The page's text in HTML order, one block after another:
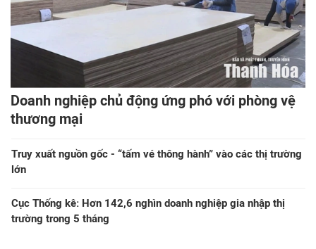
Doanh nghiệp chủ động ứng phó với phòng vệ
thương mại
Truy xuất nguồn gốc - “tấm vé thông hành” vào các thị trường
lớn
Cục Thống kê: Hơn 142,6 nghìn doanh nghiệp gia nhập thị
trường trong 5 tháng